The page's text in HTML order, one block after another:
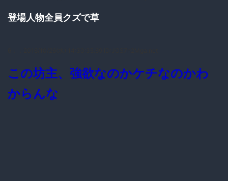
登場人物全員クズで草
この坊主、強欲なのかケチなのかわ
からんな